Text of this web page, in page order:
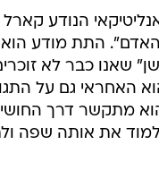
הנודע
התת מודע הוא
שאנו כבר לא
האחראי גם על
מתקשר דרך
את אותה שפה